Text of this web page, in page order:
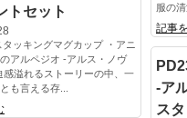
トセット
タッキングマグカップ ・アニ
アルペジオ -アルス・ノヴ
感溢れるストーリーの中、一
も言える存...
服の
記事
-ア
ス